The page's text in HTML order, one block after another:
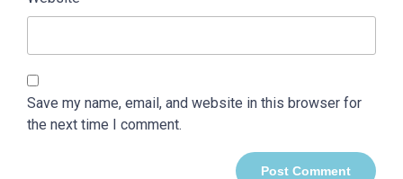
Save my name, email, and website in this browser for
the next time I comment.